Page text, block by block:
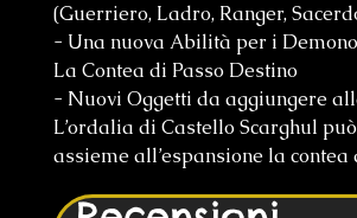
(Guerriero, Ladro, Ranger,
- Una nuova Abilità per i
La Contea di Passo Destino
- Nuovi Oggetti da aggiungere
L’ordalia di Castello Scarghul
assieme all’espansione la contea